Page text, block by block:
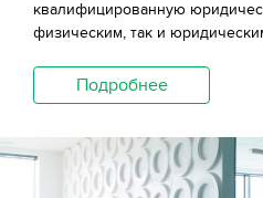
квалифицированную
физическим, так и
Подробнее